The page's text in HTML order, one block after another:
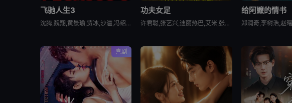
飞驰人生3
沈腾,魏翔,黄景瑜,贾冰,沙溢,冯绍峰,段奕宏,尹正,张本煜,高华阳,周政杰,张新成,李治廷,孙艺洲,胡先煦,陈永胜,范丞丞,王安宇,白宇帆,郝瀚
功夫女足
许君聪,张艺兴,迪丽热巴,艾米,张小斐,蔡思贝,赵丽娜,张天一
给阿嬷的情书
喜剧